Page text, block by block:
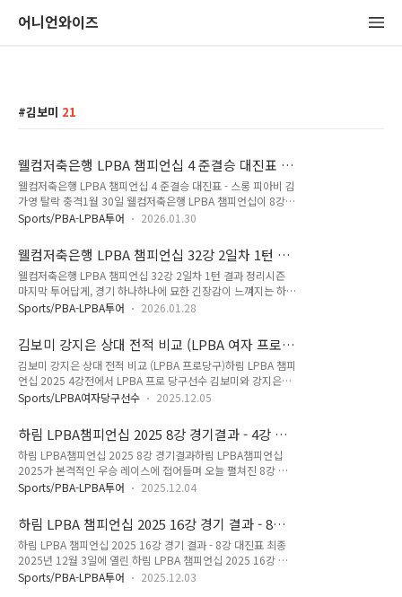
어니언와이즈
김보미 21
웰컴저축은행 LPBA 챔피언십 4 준결승 대진표 -
스롱 피아비 김가영 탈락 충격
웰컴저축은행 LPBA 챔피언십 4 준결승 대진표 - 스롱 피아비 김
가영 탈락 충격1월 30일 웰컴저축은행 LPBA 챔피언십이 8강을
마치고 이제 준결승 무대로 넘어갑니다. 세트제로 진행되는 토너
지 밀고 나가는 장면이 많았습니다. 당구를 즐기시는 분이라면
이런 경기를 보며 왜 오늘은 내 공이 안 맞을까 생각해 보신 적도
있으실 텐데요. 이번 글에서는 스롱 김가영 탈락하면서 충격을
안긴 8강 경기 결과를 간단히 짚고 4강 대진표을 편하게 정리해
보겠습니다.LPBA 챔피언십 8강 경기 흐름백민주 선수는 김다희
니다. 백민주 선수는 경기 평균 1점대 중반을 유지하며 안정적인
흐름을 가져갔고..
Sports/PBA-LPBA투어 2026.01.30
웰컴저축은행 LPBA 챔피언십 32강 2일차 1턴 결
과 정리
웰컴저축은행 LPBA 챔피언십 32강 2일차 1턴 결과 정리시즌
마지막 투어답게, 경기 하나하나에 묘한 긴장감이 느껴지는 하루
였습니다. 1월 28일 오후 펼쳐진 웰컴저축은행 LPBA 챔피언십
더 중요하다는 점이 다시 한 번 확인됐습니다. 당구를 오래 즐겨
보신 분들이라면, “이 정도 무대에서는 정말 실수 하나가 치명적
이구나”라는 생각이 드셨을 것 같습니다. 오늘 경기들 가운데,
여러분에게 가장 인상 깊었던 장면은 어떤 경기였을까요. 시즌
마지막 투어, 32강 무대의 의미이번 웰컴저축은행 LPBA 챔피언
LPBA 월드챔피언십 진출 여부는 물론, 승강제에 따른 잔류와 강
등도 함께 결정됩..
Sports/PBA-LPBA투어 2026.01.28
김보미 강지은 상대 전적 비교 (LPBA 여자 프로
당구 선수)
김보미 강지은 상대 전적 비교 (LPBA 프로당구)하림 LPBA 챔피
언십 2025 4강전에서 LPBA 프로 당구선수 김보미와 강지은이
드디어 대결합니다. 두 선수는 공식적으로 맞붙은 전적이 아직
기록이 됩니다. LPBA를 대표하는 상위 랭커답게 두 선수는 지금
까지 꾸준한 성적을 쌓아오며 이번 대회에서도 뛰어난 경기력을
선보이고 있어, 준결승 대결은 많은 팬들이 손꼽아 기다리는 빅
매치로 평가받고 있습니다. 당구선수 김보미는 LPBA 누적 상금
8위(135,100P)에 위치한 안정적인 상위권 선수로, 112승 57
이었으며, 평균 득점(AVG)은 0.885로 기록되어 있습니다. 이..
Sports/LPBA여자당구선수 2025.12.05
하림 LPBA챔피언십 2025 8강 경기결과 - 4강 대
진표
하림 LPBA챔피언십 2025 8강 경기결과하림 LPBA챔피언십
2025가 본격적인 우승 레이스에 접어들며 오늘 펼쳐진 8강 경
기는 어느 경기 하나 쉽게 설명하기 어려울 만큼 치열했습니다.
는 만큼, 8강에 오른 선수들 역시 모두 다수의 우승 경험을 가진
톱 랭커들이었습니다. 특히 상금랭킹 상위권인 스롱 피아비, 김
세연, 김민아, 김예은, 김보미 등 강력한 선수들이 대거 포함되며
한순간도 긴장을 늦출 수 없는 승부가 이어졌습니다.첫 번째 8강
에서는 김보미 선수가 일본의 히다 오리에를 상대로 3대 1 승리
Sports/PBA-LPBA투어 2025.12.04
하림 LPBA 챔피언십 2025 16강 경기 결과 - 8강
대진표 최종
하림 LPBA 챔피언십 2025 16강 경기 결과 - 8강 대진표 최종
2025년 12월 3일에 열린 하림 LPBA 챔피언십 2025 16강 경
기가 모두 종료되며, 이번 대회의 상위권 경쟁이 더욱 치열해지
Sports/PBA-LPBA투어 2025.12.03